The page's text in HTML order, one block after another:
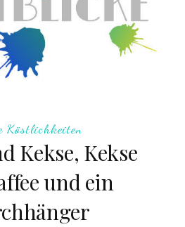
Köstlichkeiten
Kekse, Kekse
und ein